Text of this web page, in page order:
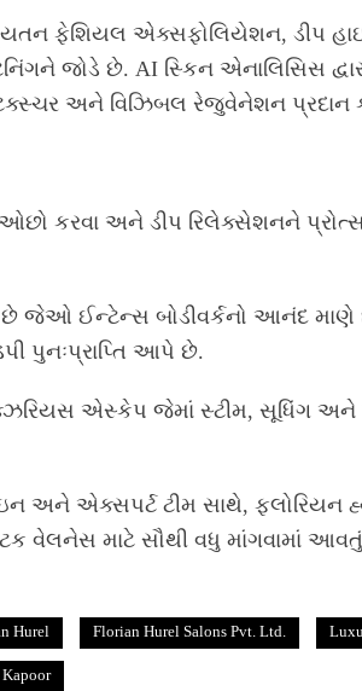
ફેશિયલ એક્સફોલિયેશન, ડીપ
જોડે છે. AI સ્કિન એનાલિસિસ
અને વિઝિબલ રેજુવેનેશન પ્રદાન
કરવા અને ડીપ રિલેક્સેશનને
છે જેઓ ઈન્ટેન્સ બોડીવર્કનો આનંદ
પુનઃપ્રાપ્તિ આપે છે.
એસ્કેપ જેમાં સ્ટીમ, સૂધિંગ અને
અને એક્સપર્ટ ટીમ સાથે, ફ્લોરિયન
વેલનેસ માટે સૌથી વધુ માંગવામાં
Hurel Florian Hurel Salons Pvt. Ltd.